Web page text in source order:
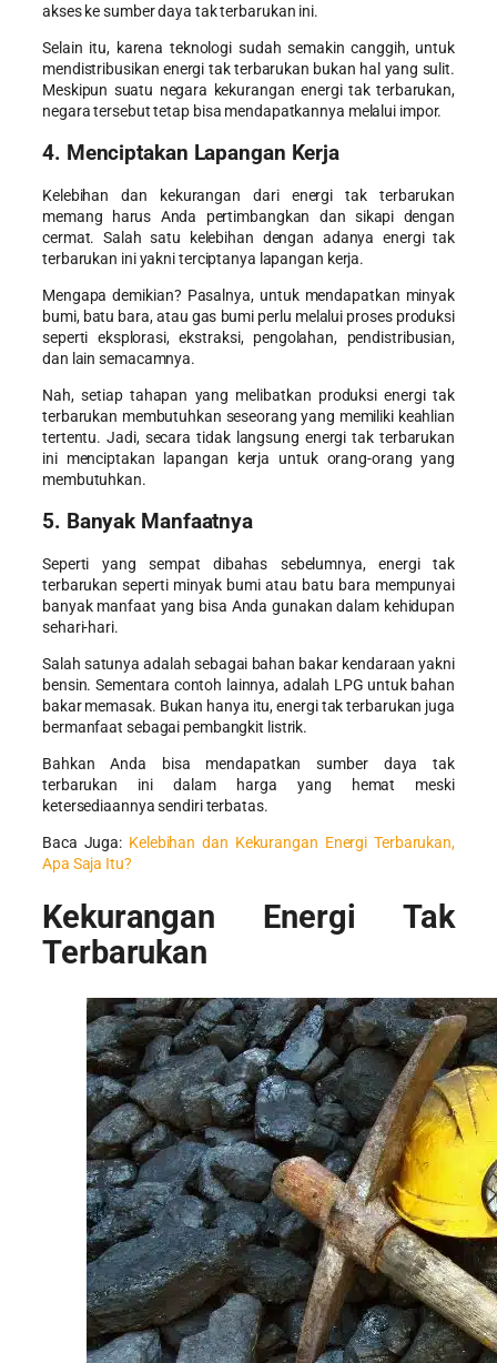
akses ke sumber daya tak terbarukan ini.
Selain itu, karena teknologi sudah semakin canggih, untuk
mendistribusikan energi tak terbarukan bukan hal yang sulit.
Meskipun suatu negara kekurangan energi tak terbarukan,
negara tersebut tetap bisa mendapatkannya melalui impor.
4. Menciptakan Lapangan Kerja
Kelebihan dan kekurangan dari energi tak terbarukan
memang harus Anda pertimbangkan dan sikapi dengan
cermat. Salah satu kelebihan dengan adanya energi tak
terbarukan ini yakni terciptanya lapangan kerja.
Mengapa demikian? Pasalnya, untuk mendapatkan minyak
bumi, batu bara, atau gas bumi perlu melalui proses produksi
seperti eksplorasi, ekstraksi, pengolahan, pendistribusian,
dan lain semacamnya.
Nah, setiap tahapan yang melibatkan produksi energi tak
terbarukan membutuhkan seseorang yang memiliki keahlian
tertentu. Jadi, secara tidak langsung energi tak terbarukan
ini menciptakan lapangan kerja untuk orang-orang yang
membutuhkan.
5. Banyak Manfaatnya
Seperti yang sempat dibahas sebelumnya, energi tak
terbarukan seperti minyak bumi atau batu bara mempunyai
banyak manfaat yang bisa Anda gunakan dalam kehidupan
sehari-hari.
Salah satunya adalah sebagai bahan bakar kendaraan yakni
bensin. Sementara contoh lainnya, adalah LPG untuk bahan
bakar memasak. Bukan hanya itu, energi tak terbarukan juga
bermanfaat sebagai pembangkit listrik.
Bahkan Anda bisa mendapatkan sumber daya tak
terbarukan ini dalam harga yang hemat meski
ketersediaannya sendiri terbatas.
Baca Juga: Kelebihan dan Kekurangan Energi Terbarukan,
Apa Saja Itu?
Kekurangan Energi Tak
Terbarukan